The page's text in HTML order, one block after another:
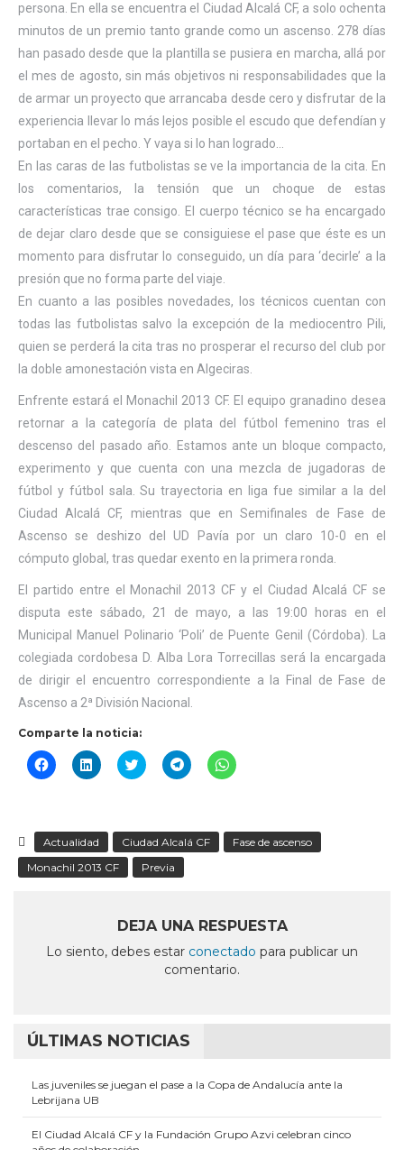
persona. En ella se encuentra el Ciudad Alcalá CF, a solo ochenta
minutos de un premio tanto grande como un ascenso. 278 días
han pasado desde que la plantilla se pusiera en marcha, allá por
el mes de agosto, sin más objetivos ni responsabilidades que la
de armar un proyecto que arrancaba desde cero y disfrutar de la
experiencia llevar lo más lejos posible el escudo que defendían y
portaban en el pecho. Y vaya si lo han logrado…
En las caras de las futbolistas se ve la importancia de la cita. En
los comentarios, la tensión que un choque de estas
características trae consigo. El cuerpo técnico se ha encargado
de dejar claro desde que se consiguiese el pase que éste es un
momento para disfrutar lo conseguido, un día para ‘decirle’ a la
presión que no forma parte del viaje.
En cuanto a las posibles novedades, los técnicos cuentan con
todas las futbolistas salvo la excepción de la mediocentro Pili,
quien se perderá la cita tras no prosperar el recurso del club por
la doble amonestación vista en Algeciras.
Enfrente estará el Monachil 2013 CF. El equipo granadino desea
retornar a la categoría de plata del fútbol femenino tras el
descenso del pasado año. Estamos ante un bloque compacto,
experimento y que cuenta con una mezcla de jugadoras de
fútbol y fútbol sala. Su trayectoria en liga fue similar a la del
Ciudad Alcalá CF, mientras que en Semifinales de Fase de
Ascenso se deshizo del UD Pavía por un claro 10-0 en el
cómputo global, tras quedar exento en la primera ronda.
El partido entre el Monachil 2013 CF y el Ciudad Alcalá CF se
disputa este sábado, 21 de mayo, a las 19:00 horas en el
Municipal Manuel Polinario ‘Poli’ de Puente Genil (Córdoba). La
colegiada cordobesa D. Alba Lora Torrecillas será la encargada
de dirigir el encuentro correspondiente a la Final de Fase de
Ascenso a 2ª División Nacional.
Comparte la noticia:
Haz
clic
(Se
abre
en
una
Haz
clic
(Se
abre
en
una
Haz
clic
(Se
abre
en
una
Haz
clic
(Se
abre
Haz
clic
(Se
abre
Actualidad Ciudad Alcalá CF
Fase de ascenso
Monachil 2013 CF
Previa
DEJA UNA RESPUESTA
Lo siento, debes estar conectado para publicar un
comentario.
ÚLTIMAS NOTICIAS
Las juveniles se juegan el pase a la Copa de Andalucía ante la
Lebrijana UB
El Ciudad Alcalá CF y la Fundación Grupo Azvi celebran cinco